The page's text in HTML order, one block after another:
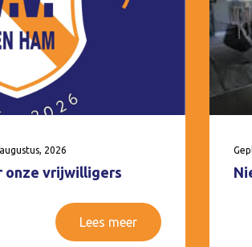
2026
onze vrijwilligers
Lees meer